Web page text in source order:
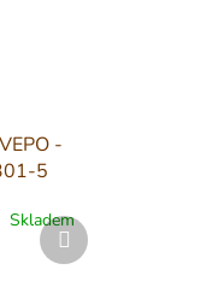
-
5
SklademDalší
produkt